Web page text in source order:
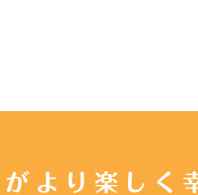
より楽しく